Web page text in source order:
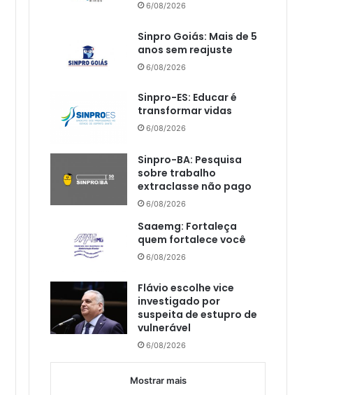
6/08/2026
Sinpro Goiás: Mais de 5
anos sem reajuste
6/08/2026
Sinpro-ES: Educar é
transformar vidas
6/08/2026
Sinpro-BA: Pesquisa
sobre trabalho
extraclasse não pago
6/08/2026
Saaemg: Fortaleça
quem fortalece você
6/08/2026
Flávio escolhe vice
investigado por
suspeita de estupro de
vulnerável
6/08/2026
Mostrar mais